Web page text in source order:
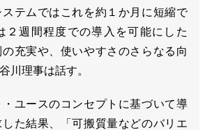
ステムではこれを約１か月に短縮で
２週間程度での導入を可能にした
充実や、使いやすさのさらなる向
川理事は話す。
ユースのコンセプトに基づいて導
た結果、「可搬質量などのバリエ